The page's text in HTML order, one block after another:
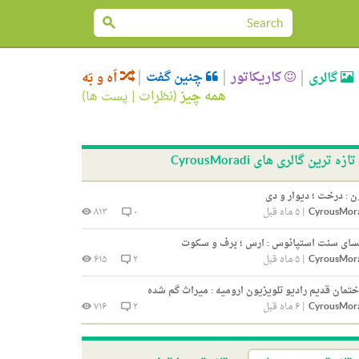
گالری کاریکاتور چنین گفت اَه و بَه
همه چیز(نظرات | پست ها)
تازه ترین گالری های CyrousMoradi
: درخت ؛ دیوار و دی
|۵ ماه قبل ۰
۸۱۳
سنت استپانوس : ارس ؛ برف و سکوت
|۵ ماه قبل ۲
۶۱۵
قدیم رادیو تلویزیون ارومیه : میراث گم شده
|۶ ماه قبل ۲ ۷۱۶